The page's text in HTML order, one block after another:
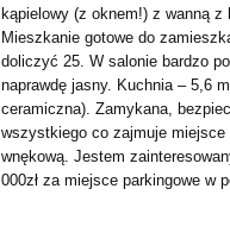
kąpielowy (z oknem!) z wanną
Mieszkanie gotowe do
doliczyć 25. W salonie bardzo
naprawdę jasny. Kuchnia – 5,6
ceramiczna). Zamykana,
wszystkiego co zajmuje
wnękową. Jestem
000zł za miejsce parkingowe w